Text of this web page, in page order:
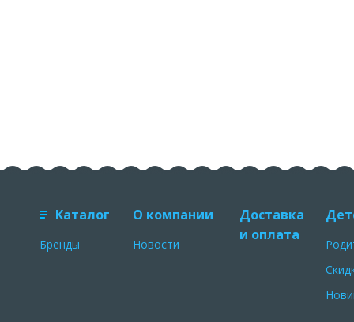
Каталог
Бренды
О компании
Новости
Доставка
и оплата